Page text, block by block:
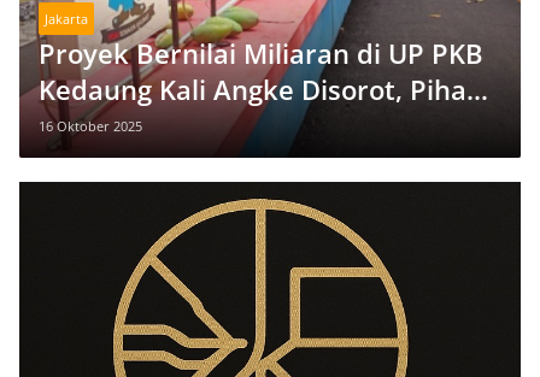
Jakarta
Proyek Bernilai Miliaran di UP PKB
Kedaung Kali Angke Disorot, Pihak
Pengelola Tegaskan Sesuai
Prosedur Resmi
16 Oktober 2025